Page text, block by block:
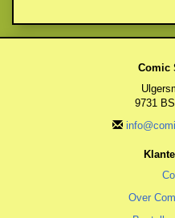
Comic
9731
Over